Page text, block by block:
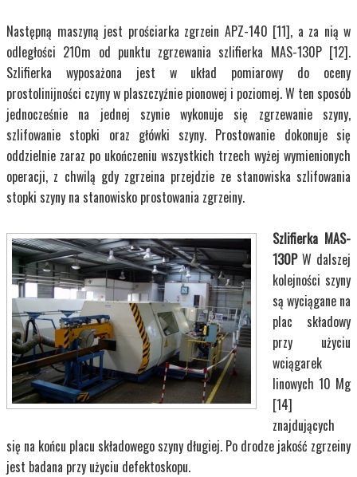
Następną maszyną jest prościarka zgrzein APZ-140 [11], a za nią w
odległości 210m od punktu zgrzewania szlifierka MAS-130P [12].
Szlifierka wyposażona jest w układ pomiarowy do oceny
prostolinijności czyny w plaszczyźnie pionowej i poziomej. W ten sposób
jednocześnie na jednej szynie wykonuje się zgrzewanie szyny,
szlifowanie stopki oraz główki szyny. Prostowanie dokonuje się
oddzielnie zaraz po ukończeniu wszystkich trzech wyżej wymienionych
operacji, z chwilą gdy zgrzeina przejdzie ze stanowiska szlifowania
stopki szyny na stanowisko prostowania zgrzeiny.
Szlifierka MAS-
130P W dalszej
kolejności szyny
są wyciągane na
plac składowy
przy użyciu
wciągarek
linowych 10 Mg
[14]
znajdujących
się na końcu placu składowego szyny długiej. Po drodze jakość zgrzeiny
jest badana przy użyciu defektoskopu.